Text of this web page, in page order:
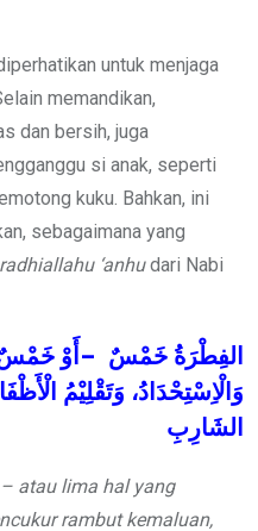
untuk menjaga
memandikan,
dan bersih, juga
si anak, seperti
kuku. Bahkan, ini
sebagaimana yang
radhiallahu ‘anhudari Nabi
الفِطْرَةُ خَمْسٌ – أَوْ
وَالْاِسْتِحْدَادُ، وَتَقْلِيْمُ
الشَارِبِ
atau lima hal yang
rambut kemaluan,